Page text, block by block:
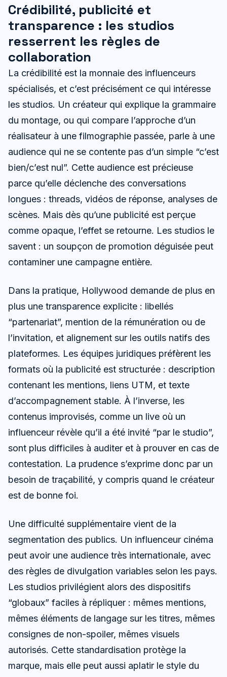
Crédibilité, publicité et
transparence : les studios
resserrent les règles de
collaboration
La crédibilité est la monnaie des influenceurs
spécialisés, et c’est précisément ce qui intéresse
les studios. Un créateur qui explique la grammaire
du montage, ou qui compare l’approche d’un
réalisateur à une filmographie passée, parle à une
audience qui ne se contente pas d’un simple “c’est
bien/c’est nul”. Cette audience est précieuse
parce qu’elle déclenche des conversations
longues : threads, vidéos de réponse, analyses de
scènes. Mais dès qu’une publicité est perçue
comme opaque, l’effet se retourne. Les studios le
savent : un soupçon de promotion déguisée peut
contaminer une campagne entière.
Dans la pratique, Hollywood demande de plus en
plus une transparence explicite : libellés
“partenariat”, mention de la rémunération ou de
l’invitation, et alignement sur les outils natifs des
plateformes. Les équipes juridiques préfèrent les
formats où la publicité est structurée : description
contenant les mentions, liens UTM, et texte
d’accompagnement stable. À l’inverse, les
contenus improvisés, comme un live où un
influenceur révèle qu’il a été invité “par le studio”,
sont plus difficiles à auditer et à prouver en cas de
contestation. La prudence s’exprime donc par un
besoin de traçabilité, y compris quand le créateur
est de bonne foi.
Une difficulté supplémentaire vient de la
segmentation des publics. Un influenceur cinéma
peut avoir une audience très internationale, avec
des règles de divulgation variables selon les pays.
Les studios privilégient alors des dispositifs
“globaux” faciles à répliquer : mêmes mentions,
mêmes éléments de langage sur les titres, mêmes
consignes de non-spoiler, mêmes visuels
autorisés. Cette standardisation protège la
marque, mais elle peut aussi aplatir le style du